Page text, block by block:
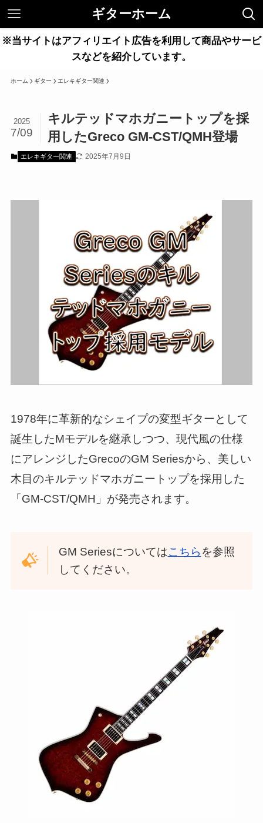
ギターホーム
※当サイトはアフィリエイト広告を利用して商品やサービ
スなどを紹介しています。
ホーム ギター エレキギター関連
キルテッドマホガニートップを採
用したGreco GM-CST/QMH登場
2025
7/09
エレキギター関連 2025年7月9日
1978年に革新的なシェイプの変型ギターとして
誕生したMモデルを継承しつつ、現代風の仕様
にアレンジしたGrecoのGM Seriesから、美しい
木目のキルテッドマホガニートップを採用した
「GM-CST/QMH」が発売されます。
GM Seriesについてはこちら を参照
してください。